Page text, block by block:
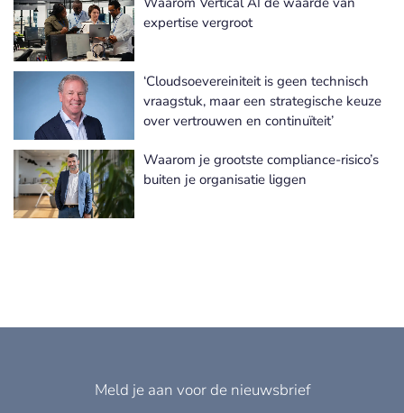
Meer Informatie Technologie nieuws
expertise vergroot
‘Cloudsoevereiniteit is geen technisch
vraagstuk, maar een strategische keuze
over vertrouwen en continuïteit’
Waarom je grootste compliance-risico’s
buiten je organisatie liggen
Meld je aan voor de nieuwsbrief